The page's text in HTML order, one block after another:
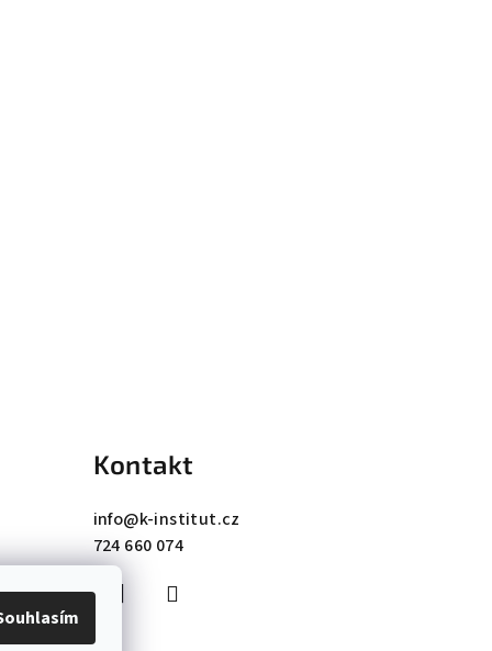
Kontakt
info@k-institut.cz
724 660 074